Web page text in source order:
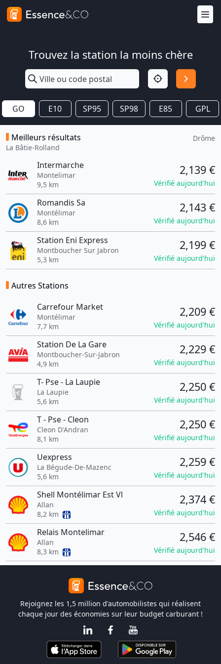
Trouvez la station la moins chère
GO E10 SP95 SP98 E85 GPL
Meilleurs résultats
La Bâtie-Rolland
Drôme
Intermarche
Montelimar
9,5 km
2,139 €
Vérifié aujourd'hui
Romandis Sa
Montélimar
8,6 km
2,143 €
Vérifié aujourd'hui
Station Eni Express
Montboucher Sur Jabron
5,3 km
2,199 €
Vérifié aujourd'hui
Autres Stations
Carrefour Market
Montélimar
7,7 km
2,209 €
Vérifié aujourd'hui
Station De La Gare
Montboucher-Sur-Jabron
4,9 km
2,229 €
Vérifié aujourd'hui
T- Pse - La Laupie
La Laupie
5,6 km
2,250 €
Vérifié aujourd'hui
T - Pse - Cleon
Cleon D'Andran
8,1 km
2,250 €
Vérifié aujourd'hui
Uexpress
La Bégude-De-Mazenc
5,6 km
2,259 €
Vérifié aujourd'hui
Shell Montélimar Est Vl
Allan
8,2 km
2,374 €
Vérifié aujourd'hui
Relais Montelimar
Allan
8,3 km
2,546 €
Vérifié aujourd'hui
Rejoignez les 1,5 million d'automobilistes qui réalisent
chaque jour des économies sur leur budget carburant !